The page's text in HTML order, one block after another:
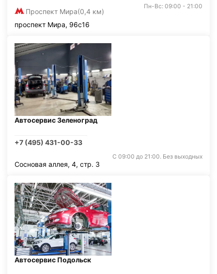
Проспект Мира(0,4 км)
Пн-Вс: 09:00 - 21:00
проспект Мира, 96с16
Автосервис Зеленоград
+7 (495) 431-00-33
С 09:00 до 21:00. Без выходных
Сосновая аллея, 4, стр. 3
Автосервис Подольск